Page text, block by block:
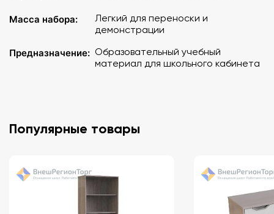
Масса набора:
Легкий для переноски и
демонстрации
Предназначение: Образовательный учебный
материал для школьного кабинета
Популярные товары